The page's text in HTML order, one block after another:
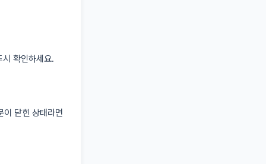
확인하세요.
이 닫힌 상태라면